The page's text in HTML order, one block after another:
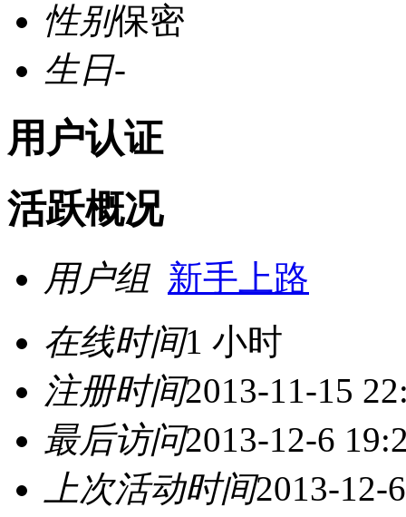
性别保密
生日-
用户认证
活跃概况
用户组 新手上路
在线时间1 小时
注册时间2013-11-15
最后访问2013-12-6
上次活动时间2013-12-